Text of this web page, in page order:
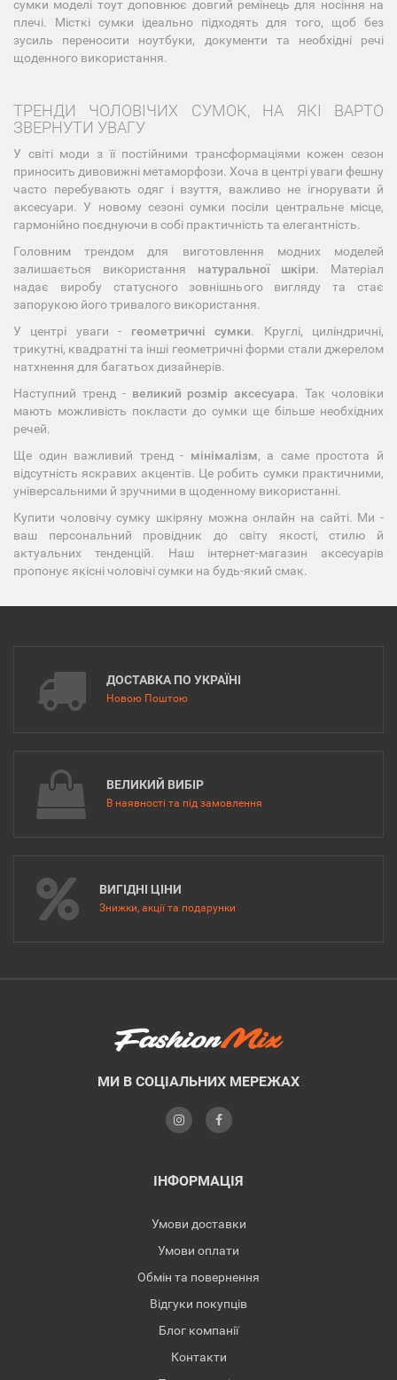
сумки моделі тоут доповнює довгий ремінець для носіння на
плечі. Місткі сумки ідеально підходять для того, щоб без
зусиль переносити ноутбуки, документи та необхідні речі
щоденного використання.
ТРЕНДИ ЧОЛОВІЧИХ СУМОК, НА ЯКІ ВАРТО
ЗВЕРНУТИ УВАГУ
У світі моди з її постійними трансформаціями кожен сезон
приносить дивовижні метаморфози. Хоча в центрі уваги фешну
часто перебувають одяг і взуття, важливо не ігнорувати й
аксесуари. У новому сезоні сумки посіли центральне місце,
гармонійно поєднуючи в собі практичність та елегантність.
Головним трендом для виготовлення модних моделей
залишається використання натуральної шкіри. Матеріал
надає виробу статусного зовнішнього вигляду та стає
запорукою його тривалого використання.
У центрі уваги - геометричні сумки. Круглі, циліндричні,
трикутні, квадратні та інші геометричні форми стали джерелом
натхнення для багатьох дизайнерів.
Наступний тренд - великий розмір аксесуара. Так чоловіки
мають можливість покласти до сумки ще більше необхідних
речей.
Ще один важливий тренд - мінімалізм, а саме простота й
відсутність яскравих акцентів. Це робить сумки практичними,
універсальними й зручними в щоденному використанні.
Купити чоловічу сумку шкіряну можна онлайн на сайті. Ми -
ваш персональний провідник до світу якості, стилю й
актуальних тенденцій. Наш інтернет-магазин аксесуарів
пропонує якісні чоловічі сумки на будь-який смак.
ДОСТАВКА ПО УКРАЇНІ
Новою Поштою
ВЕЛИКИЙ ВИБІР
В наявності та під замовлення
ВИГІДНІ ЦІНИ
Знижки, акції та подарунки
МИ В СОЦІАЛЬНИХ МЕРЕЖАХ
ІНФОРМАЦІЯ
Умови доставки
Умови оплати
Обмін та повернення
Відгуки покупців
Блог компанії
Контакти